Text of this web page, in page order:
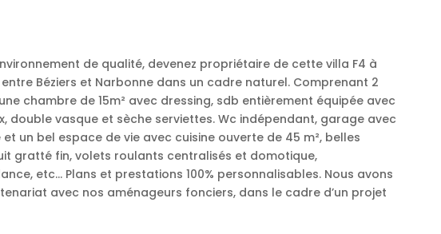
de qualité, devenez propriétaire de cette villa F4 à
Béziers et Narbonne dans un cadre naturel. Comprenant 2
chambre de 15m² avec dressing, sdb entièrement équipée avec
double vasque et sèche serviettes. Wc indépendant, garage avec
un bel espace de vie avec cuisine ouverte de 45 m², belles
gratté fin, volets roulants centralisés et domotique,
etc… Plans et prestations 100% personnalisables. Nous avons
avec nos aménageurs fonciers, dans le cadre d’un projet